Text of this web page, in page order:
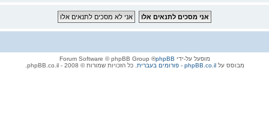
מופעל על-ידי phpBB
® Forum Software © phpBB Group
מבוסס עלphpBB.co.il - פורומים בעברית . כל הזכויות שמורות © 2008 - phpBB.co.il.